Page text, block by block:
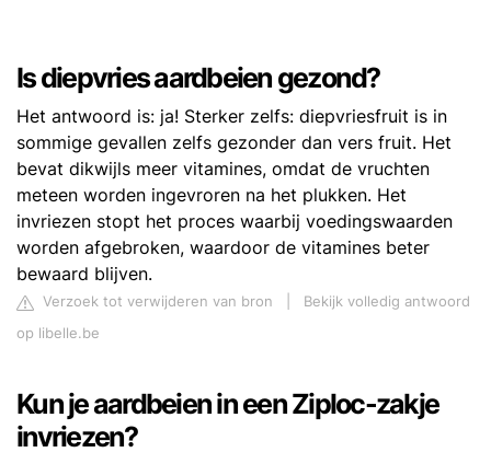
Is diepvries aardbeien gezond?
Het antwoord is: ja! Sterker zelfs: diepvriesfruit is in
sommige gevallen zelfs gezonder dan vers fruit. Het
bevat dikwijls meer vitamines, omdat de vruchten
meteen worden ingevroren na het plukken. Het
invriezen stopt het proces waarbij voedingswaarden
worden afgebroken, waardoor de vitamines beter
bewaard blijven.
Verzoek tot verwijderen van bron
Bekijk volledig antwoord
op libelle.be
Kun je aardbeien in een Ziploc-zakje
invriezen?